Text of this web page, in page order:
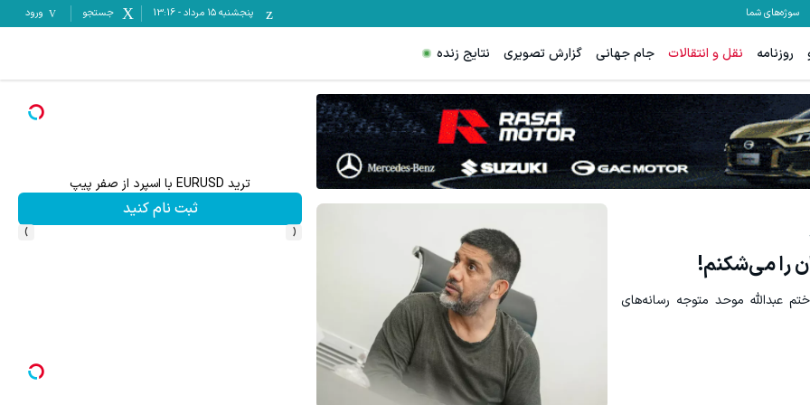
سوژه‌های شما پنجشنبه ۱۵ مرداد -
13:16 جستجو ورود
روزنامه نقل و انتقالات جام جهانی گزارش تصویری نتایج زنده
را می‌شکنم!
عبدالله موحد متوجه رسانه‌های
ترید XAUUSD با اسپرد از صفر پیپ
ثبت نام کنید
ترید EURUSD با اسپرد از صفر پیپ
ثبت نام کنید
‹
›